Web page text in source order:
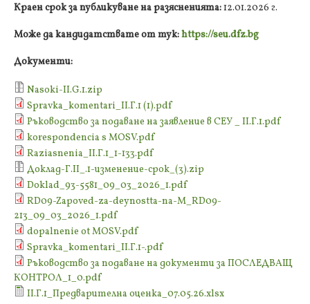
Краен срок за публикуване на разясненията:12.01.2026 г.
Може да кандидатствате от тук:https://seu.dfz.bg
Документи:
Nasoki-ІІ.G.1.zip
Spravka_komentari_II.Г.1 (1).pdf
Ръководство за подаване на заявление в СЕУ _ II.Г.1.pdf
korespondencia s MOSV.pdf
Raziasnenia_ІІ.Г.1_1-133.pdf
Доклад-Г.II_.1-изменение-срок_(3).zip
Doklad_93-5581_09_03_2026_1.pdf
RD09-Zapoved-za-deynostta-na-M_RD09-
213_09_03_2026_1.pdf
dopalnenie ot MOSV.pdf
Spravka_komentari_II.Г.1-.pdf
Ръководство за подаване на документи за ПОСЛЕДВАЩ
КОНТРОЛ_1_0.pdf
II.Г.1_Предварителна оценка_07.05.26.xlsx